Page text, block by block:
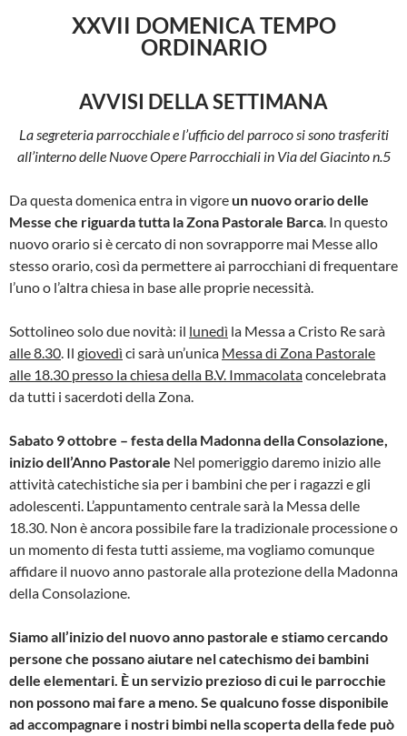
XXVII DOMENICA TEMPO
ORDINARIO
AVVISI DELLA SETTIMANA
La segreteria parrocchiale e l’ufficio del parroco si sono trasferiti
all’interno delle Nuove Opere Parrocchiali in Via del Giacinto n.5
Da questa domenica entra in vigoreun nuovo orario delle
Messe che riguarda tutta la Zona Pastorale Barca. In questo
nuovo orario si è cercato di non sovrapporre mai Messe allo
stesso orario, così da permettere ai parrocchiani di frequentare
l’uno o l’altra chiesa in base alle proprie necessità.
Sottolineo solo due novità: il lunedì la Messa a Cristo Re sarà
alle 8.30. Il giovedì ci sarà un’unica Messa di Zona Pastorale
alle 18.30 presso la chiesa della B.V. Immacolataconcelebrata
da tutti i sacerdoti della Zona.
Sabato 9 ottobre – festa della Madonna della Consolazione,
inizio dell’Anno Pastorale Nel pomeriggio daremo inizio alle
attività catechistiche sia per i bambini che per i ragazzi e gli
adolescenti. L’appuntamento centrale sarà la Messa delle
18.30. Non è ancora possibile fare la tradizionale processione o
un momento di festa tutti assieme, ma vogliamo comunque
affidare il nuovo anno pastorale alla protezione della Madonna
della Consolazione.
Siamo all’inizio del nuovo anno pastorale e stiamo cercando
persone che possano aiutare nel catechismo dei bambini
delle elementari. È un servizio prezioso di cui le parrocchie
non possono mai fare a meno. Se qualcuno fosse disponibile
ad accompagnare i nostri bimbi nella scoperta della fede può